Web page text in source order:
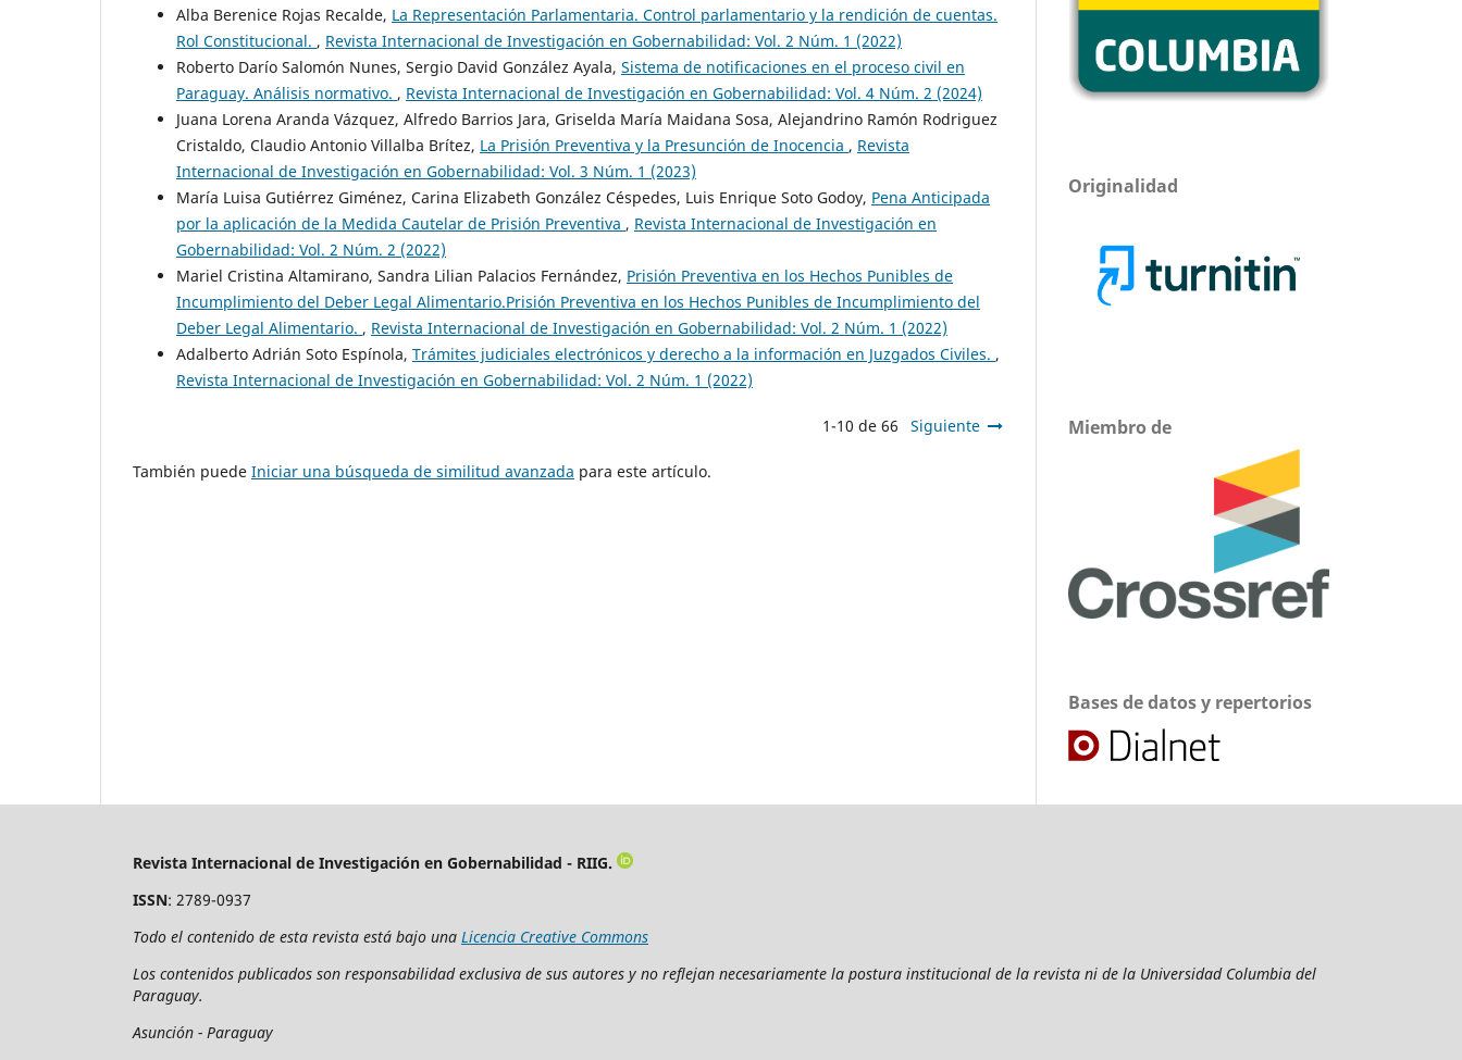
Alba Berenice Rojas Recalde, La Representación Parlamentaria. Control parlamentario y la rendición de cuentas.
Rol Constitucional. , Revista Internacional de Investigación en Gobernabilidad: Vol. 2 Núm. 1 (2022)
Roberto Darío Salomón Nunes, Sergio David González Ayala, Sistema de notificaciones en el proceso civil en
Paraguay. Análisis normativo. , Revista Internacional de Investigación en Gobernabilidad: Vol. 4 Núm. 2 (2024)
Juana Lorena Aranda Vázquez, Alfredo Barrios Jara, Griselda María Maidana Sosa, Alejandrino Ramón Rodriguez
Cristaldo, Claudio Antonio Villalba Brítez, La Prisión Preventiva y la Presunción de Inocencia , Revista
Internacional de Investigación en Gobernabilidad: Vol. 3 Núm. 1 (2023)
María Luisa Gutiérrez Giménez, Carina Elizabeth González Céspedes, Luis Enrique Soto Godoy, Pena Anticipada
por la aplicación de la Medida Cautelar de Prisión Preventiva , Revista Internacional de Investigación en
Gobernabilidad: Vol. 2 Núm. 2 (2022)
Mariel Cristina Altamirano, Sandra Lilian Palacios Fernández, Prisión Preventiva en los Hechos Punibles de
Incumplimiento del Deber Legal Alimentario.Prisión Preventiva en los Hechos Punibles de Incumplimiento del
Deber Legal Alimentario. , Revista Internacional de Investigación en Gobernabilidad: Vol. 2 Núm. 1 (2022)
Adalberto Adrián Soto Espínola, Trámites judiciales electrónicos y derecho a la información en Juzgados Civiles. ,
Revista Internacional de Investigación en Gobernabilidad: Vol. 2 Núm. 1 (2022)
1-10 de 66 Siguiente
También puede Iniciar una búsqueda de similitud avanzada para este artículo.
Originalidad
Miembro de
Bases de datos y repertorios
Revista Internacional de Investigación en Gobernabilidad - RIIG.
ISSN: 2789-0937
Todo el contenido de esta revista está bajo una Licencia Creative Commons
Los contenidos publicados son responsabilidad exclusiva de sus autores y no reflejan necesariamente la postura institucional de la revista ni de la Universidad Columbia del
Paraguay.
Asunción - Paraguay